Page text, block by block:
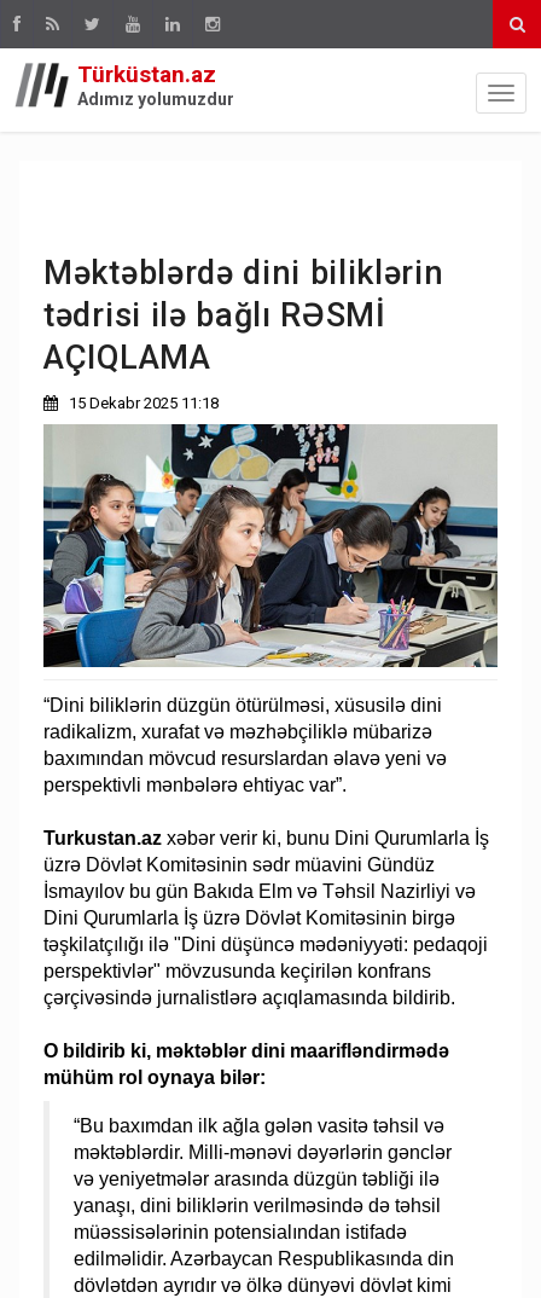
Türküstan.az
Adımız yolumuzdur
Məktəblərdə dini biliklərin
tədrisi ilə bağlı RƏSMİ
AÇIQLAMA
15 Dekabr 2025 11:18
“Dini biliklərin düzgün ötürülməsi, xüsusilə dini
radikalizm, xurafat və məzhəbçiliklə mübarizə
baxımından mövcud resurslardan əlavə yeni və
perspektivli mənbələrə ehtiyac var”.
Turkustan.az xəbər verir ki, bunu Dini Qurumlarla İş
üzrə Dövlət Komitəsinin sədr müavini Gündüz
İsmayılov bu gün Bakıda Elm və Təhsil Nazirliyi və
Dini Qurumlarla İş üzrə Dövlət Komitəsinin birgə
təşkilatçılığı ilə "Dini düşüncə mədəniyyəti: pedaqoji
perspektivlər" mövzusunda keçirilən konfrans
çərçivəsində jurnalistlərə açıqlamasında bildirib.
O bildirib ki, məktəblər dini maarifləndirmədə
mühüm rol oynaya bilər:
“Bu baxımdan ilk ağla gələn vasitə təhsil və
məktəblərdir. Milli-mənəvi dəyərlərin gənclər
və yeniyetmələr arasında düzgün təbliği ilə
yanaşı, dini biliklərin verilməsində də təhsil
müəssisələrinin potensialından istifadə
edilməlidir. Azərbaycan Respublikasında din
dövlətdən ayrıdır və ölkə dünyəvi dövlət kimi